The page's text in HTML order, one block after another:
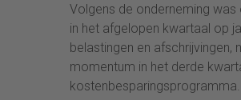
Volgens de onderneming
in het afgelopen kwartaal op
belastingen en
momentum in het derde
kostenbesparingsprogramma.